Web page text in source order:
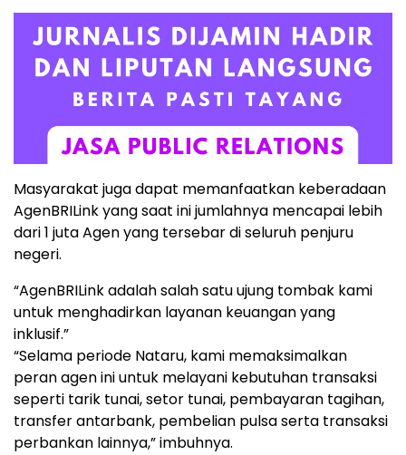
Masyarakat juga dapat memanfaatkan keberadaan
AgenBRILink yang saat ini jumlahnya mencapai lebih
dari 1 juta Agen yang tersebar di seluruh penjuru
negeri.
“AgenBRILink adalah salah satu ujung tombak kami
untuk menghadirkan layanan keuangan yang
inklusif.”
“Selama periode Nataru, kami memaksimalkan
peran agen ini untuk melayani kebutuhan transaksi
seperti tarik tunai, setor tunai, pembayaran tagihan,
transfer antarbank, pembelian pulsa serta transaksi
perbankan lainnya,” imbuhnya.